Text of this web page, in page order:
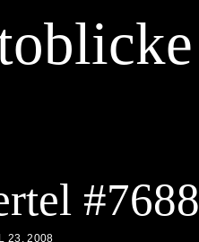
#7688
23, 2008